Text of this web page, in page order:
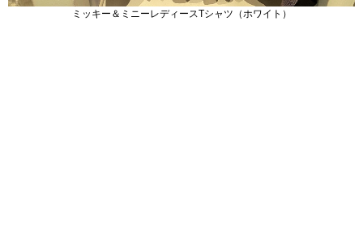
ミッキー＆ミニーレディースTシャツ（ホワイト）